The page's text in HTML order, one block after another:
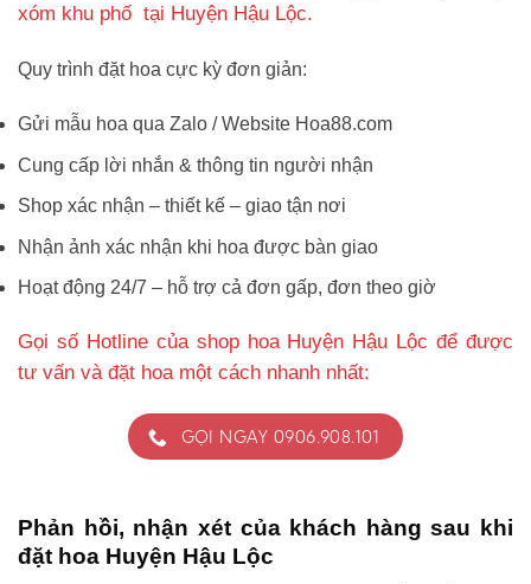
xóm khu phố tại Huyện Hậu Lộc.
Quy trình đặt hoa cực kỳ đơn giản:
Gửi mẫu hoa qua Zalo / Website Hoa88.com
Cung cấp lời nhắn & thông tin người nhận
Shop xác nhận – thiết kế – giao tận nơi
Nhận ảnh xác nhận khi hoa được bàn giao
Hoạt động 24/7 – hỗ trợ cả đơn gấp, đơn theo giờ
Gọi số Hotline của shop hoa Huyện Hậu Lộc để được
tư vấn và đặt hoa một cách nhanh nhất:
GỌI NGAY 0906.908.101
Phản hồi, nhận xét của khách hàng sau khi
đặt hoa Huyện Hậu Lộc